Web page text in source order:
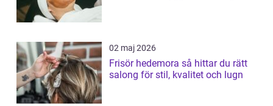
02 maj 2026
Frisör hedemora så hittar du rätt
salong för stil, kvalitet och lugn